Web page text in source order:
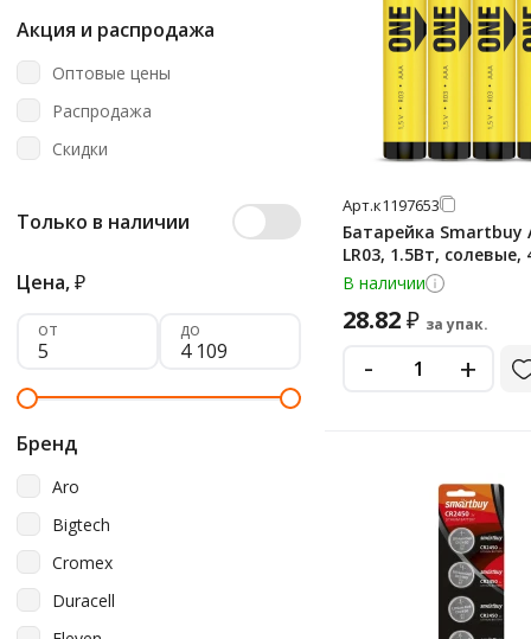
Акция и распродажа
Оптовые цены
Распродажа
Скидки
Только в наличии
Цена,₽
от до
Бренд
Aro
Bigtech
Cromex
Duracell
Арт.к1197653
Батарейка Smartbuy
LR03, 1.5Вт,
В наличии
28.82₽ за упак.
- +